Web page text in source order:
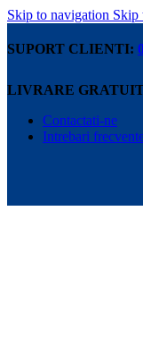
Skip to navigation Skip
SUPORT CLIENTI:
LIVRARE
Contactati-ne
Intrebari